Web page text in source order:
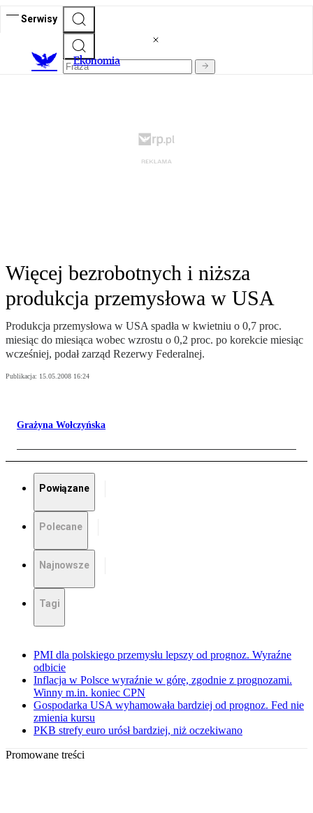
Serwisy
Ekonomia
Więcej bezrobotnych i niższa
produkcja przemysłowa w USA
Produkcja przemysłowa w USA spadła w kwietniu o 0,7 proc.
miesiąc do miesiąca wobec wzrostu o 0,2 proc. po korekcie miesiąc
wcześniej, podał zarząd Rezerwy Federalnej.
Publikacja: 15.05.2008 16:24
Grażyna Wołczyńska
Powiązane
Polecane
Najnowsze
Tagi
PMI dla polskiego przemysłu lepszy od prognoz. Wyraźne
odbicie
Inflacja w Polsce wyraźnie w górę, zgodnie z prognozami.
Winny m.in. koniec CPN
Gospodarka USA wyhamowała bardziej od prognoz. Fed nie
zmienia kursu
PKB strefy euro urósł bardziej, niż oczekiwano
Promowane treści